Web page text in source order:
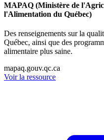
MAPAQ (Ministère de
l'Alimentation du Québec)
Des renseignements sur la
Québec, ainsi que des
alimentaire plus saine.
mapaq.gouv.qc.ca
Voir la ressource